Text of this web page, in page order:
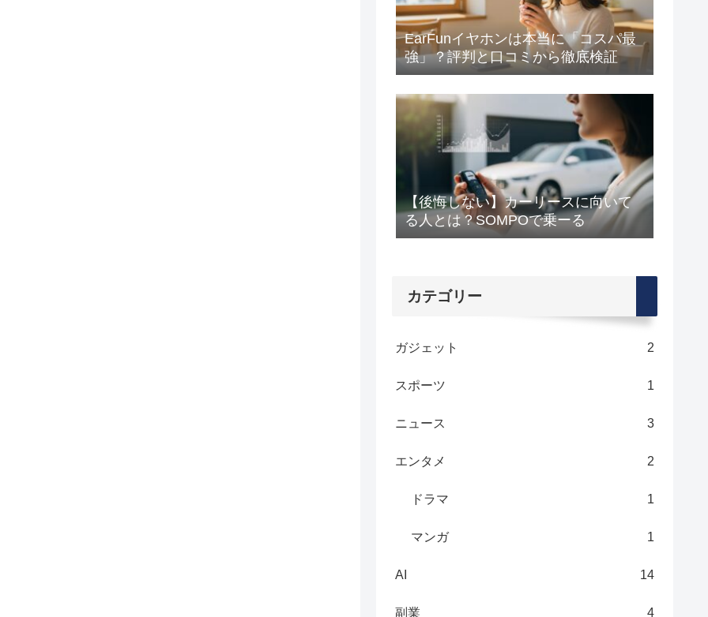
EarFunイヤホンは本当に「コスパ最
強」？評判と口コミから徹底検証
【後悔しない】カーリースに向いて
る人とは？SOMPOで乗ーる
カテゴリー
ガジェット 2
スポーツ 1
ニュース 3
エンタメ 2
ドラマ 1
マンガ 1
AI 14
副業 4